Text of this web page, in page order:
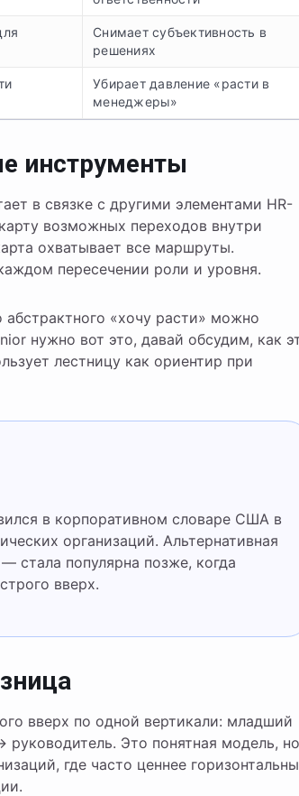
Снимает субъективность в
решениях
Убирает давление «расти в
менеджеры»
инструменты
в связке с другими элементами HR-
возможных переходов внутри
охватывает все маршруты.
пересечении роли и уровня.
абстрактного «хочу расти» можно
нужно вот это, давай обсудим, как
лестницу как ориентир при
организаций. Альтернативная
стала популярна позже, когда
вверх.
вверх по одной вертикали: младший
Это понятная модель, но
где часто ценнее